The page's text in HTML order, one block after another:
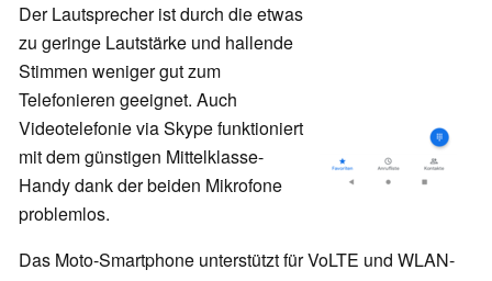
Der Lautsprecher ist durch die etwas
zu geringe Lautstärke und hallende
Stimmen weniger gut zum
Telefonieren geeignet. Auch
Videotelefonie via Skype funktioniert
mit dem günstigen Mittelklasse-
Handy dank der beiden Mikrofone
problemlos.
Das Moto-Smartphone unterstützt für VoLTE und WLAN-